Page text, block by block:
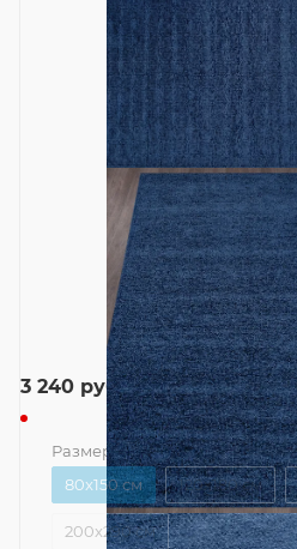
3 240 руб.
Размер — 80x150 см
80x150 см
120x180 см
200x290 см